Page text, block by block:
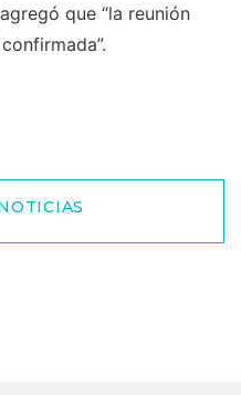
que “la reunión